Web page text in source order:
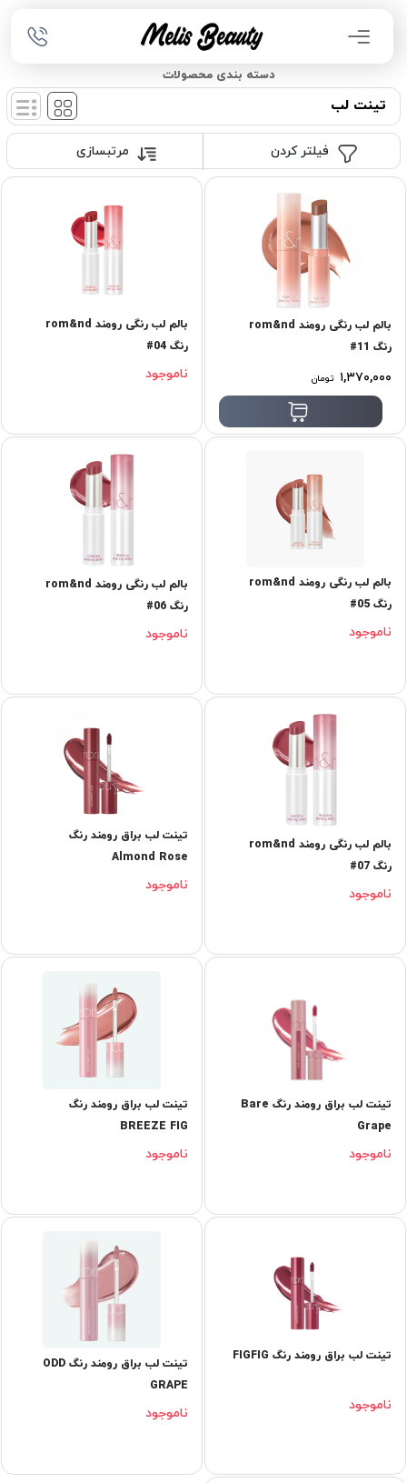
دسته بندی محصولات
تینت لب
مرتبسازی فیلتر کردن
بالم لب رنگی رومند rom&nd
رنگ 11#
۱,۳۷۰,۰۰۰ تومان
بالم لب رنگی رومند rom&nd
رنگ 04#
ناموجود
بالم لب رنگی رومند rom&nd
رنگ 05#
ناموجود
بالم لب رنگی رومند rom&nd
رنگ 06#
ناموجود
بالم لب رنگی رومند rom&nd
رنگ 07#
ناموجود
تینت لب براق رومند رنگ
Almond Rose
ناموجود
تینت لب براق رومند رنگ Bare
Grape
ناموجود
تینت لب براق رومند رنگ
BREEZE FIG
ناموجود
تینت لب براق رومند رنگ FIGFIG
ناموجود
تینت لب براق رومند رنگ ODD
GRAPE
ناموجود